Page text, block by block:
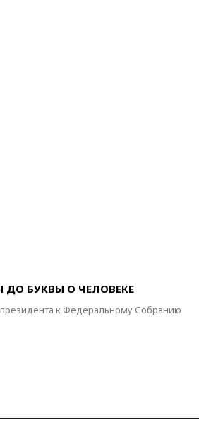
БУКВЫ О ЧЕЛОВЕКЕ
к Федеральному Собранию